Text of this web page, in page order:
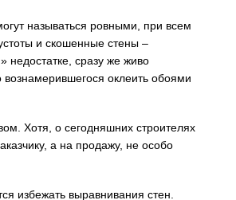
называться ровными, при всем
и скошенные стены –
сразу же живо
оклеить обоями
Хотя, о сегодняшних строителях
а на продажу, не особо
избежать выравнивания стен.